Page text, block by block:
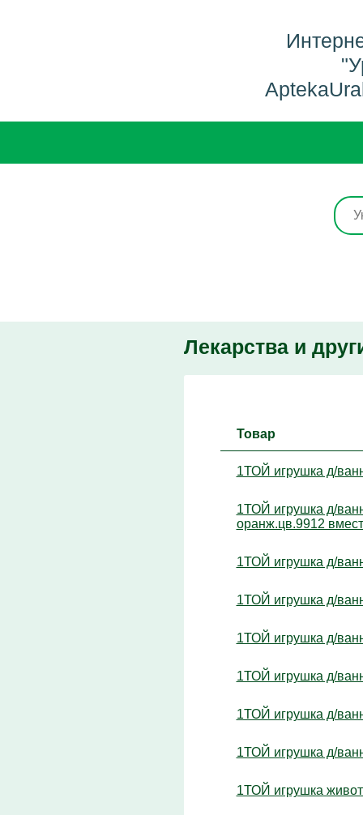
Лекарства и
Товар
1ТОЙ игрушка д/
1ТОЙ игрушка д/
оранж.цв.9912
1ТОЙ игрушка д/
1ТОЙ игрушка д/
1ТОЙ игрушка д/
1ТОЙ игрушка д/
1ТОЙ игрушка д/
1ТОЙ игрушка д/
1ТОЙ игрушка